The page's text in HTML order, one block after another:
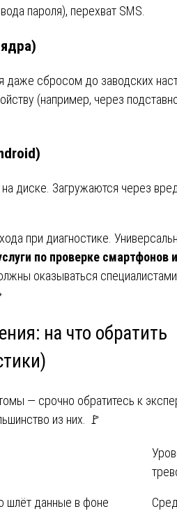
пароля), перехват SMS.
даже сбросом до заводских
(например, через
диске. Загружаются через
при диагностике.
по проверке смартфонов и
оказываться
на что обратить
— срочно обратитесь к
из них. 🚩
шлёт данные в фоне